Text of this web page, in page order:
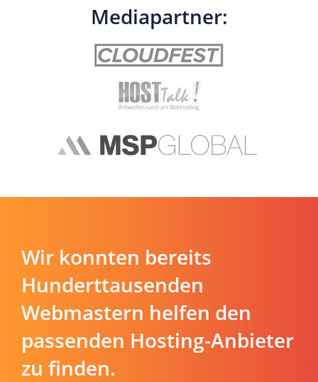
Mediapartner:
Wir konnten bereits
Hunderttausenden
Webmastern helfen den
passenden Hosting-Anbieter
zu finden.